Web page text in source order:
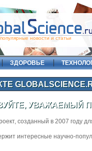
новости и статьи
ЗДОРОВЬЕ
УВАЖАЕМЫЙ
созданный в 2007 году
интересные научно-